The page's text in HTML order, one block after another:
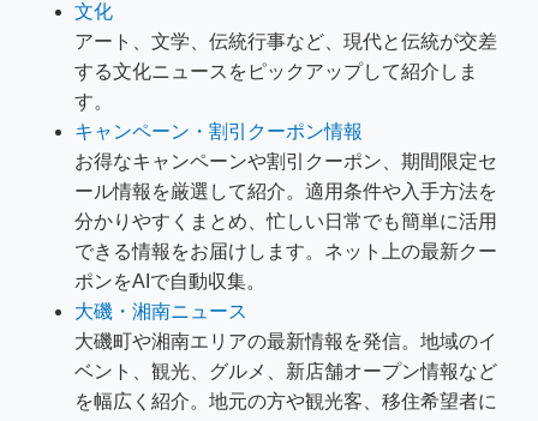
文化
アート、文学、伝統行事など、現代と伝統が交差
する文化ニュースをピックアップして紹介しま
す。
キャンペーン・割引クーポン情報
お得なキャンペーンや割引クーポン、期間限定セ
ール情報を厳選して紹介。適用条件や入手方法を
分かりやすくまとめ、忙しい日常でも簡単に活用
できる情報をお届けします。ネット上の最新クー
ポンをAIで自動収集。
大磯・湘南ニュース
大磯町や湘南エリアの最新情報を発信。地域のイ
ベント、観光、グルメ、新店舗オープン情報など
を幅広く紹介。地元の方や観光客、移住希望者に